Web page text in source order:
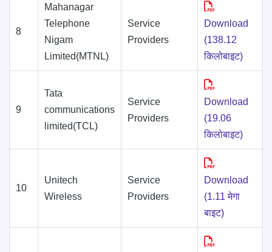
8
Mahanagar
Telephone
Nigam
Limited(MTNL)
Service
Providers
Download
(138.12
किलोबाइट)
9
Tata
communications
limited(TCL)
Service
Providers
Download
(19.06
किलोबाइट)
10
Unitech
Wireless
Service
Providers
Download
(1.11 मेगा
बाइट)